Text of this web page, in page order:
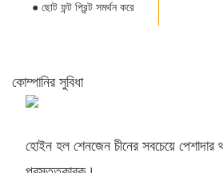
● ছোট ফন্ট প্রিন্ট সমর্থন করে
কোম্পানির সুবিধা
হোইন হল শেনজেন চীনের সবচেয়ে পেশাদার